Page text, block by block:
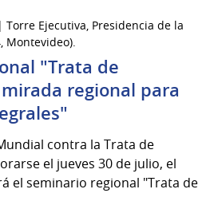
Torre Ejecutiva, Presidencia de la
Montevideo).
"Trata de
regional para
contra la Trata de
el jueves 30 de julio, el
el seminario regional "Trata de